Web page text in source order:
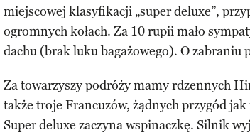
miejscowej klasyfikacji „super deluxe”,
ogromnych kołach. Za 10 rupii mało
dachu (brak luku bagażowego). O zabraniu
Za towarzyszy podróży mamy rdzennych
także troje Francuzów, żądnych przygód
Super deluxe zaczyna wspinaczkę. Silnik